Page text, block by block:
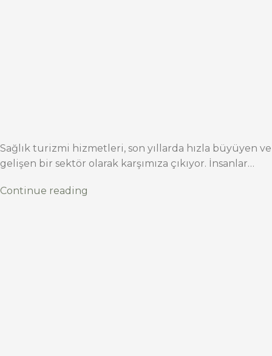
Sağlık turizmi hizmetleri, son yıllarda hızla büyüyen ve
gelişen bir sektör olarak karşımıza çıkıyor. İnsanlar…
Continue reading